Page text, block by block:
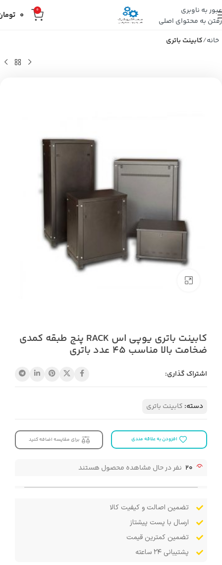
عبور به ناوبری
رفتن به محتوای اصلی
0
0
خانه کابینت باتری
کابینت باتری یوپی اس RACK پنج طبقه کمدی
ضخامت بالا مناسب 45 عدد باتری
اشتراک گذاری:
دسته: کابینت باتری
افزودن به علاقه مندی برای مقایسه اضافه کنید
20 نفر در حال مشاهده محصول هستند
تضمین اصالت و کیفیت کالا
ارسال با پست پیشتاز
تضمین کمترین قیمت
پشتیبانی ۲۴ ساعته